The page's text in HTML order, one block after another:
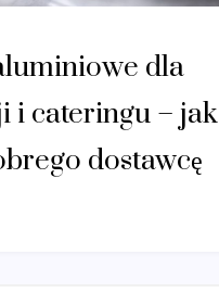
dla
i cateringu – jak
dostawcę